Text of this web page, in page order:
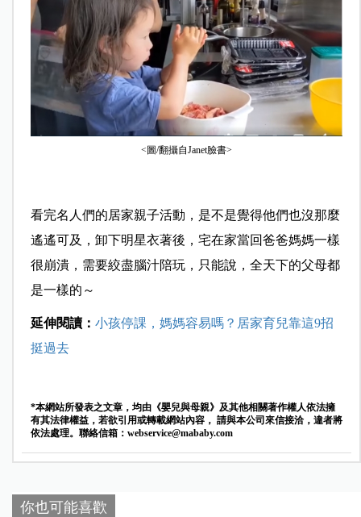
<圖/翻攝自Janet臉書>
看完名人們的居家親子活動，是不是覺得他們也沒那麼
遙遙可及，卸下明星衣著後，宅在家當回爸爸媽媽一樣
很崩潰，需要絞盡腦汁陪玩，只能說，全天下的父母都
是一樣的～
延伸閱讀： 小孩停課，媽媽容易嗎？居家育兒靠這9招
挺過去
*本網站所發表之文章，均由《嬰兒與母親》及其他相關著作權人依法擁
有其法律權益，若欲引用或轉載網站內容， 請與本公司來信接洽，違者將
依法處理。聯絡信箱： webservice@mababy.com
你也可能喜歡